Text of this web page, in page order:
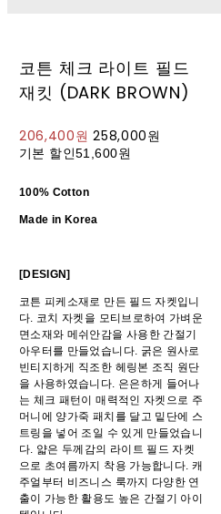
코튼 체크 라이트 필드
재킷 (DARK BROWN)
206,400원258,000원
기본 할인51,600원
100% Cotton
Made in Korea
[DESIGN]
코튼 피케소재로 만든 필드 자켓입니
다. 코치 자켓을 모티브로하여 가벼운
면소재와 메쉬안감을 사용한 간절기
아우터를 만들었습니다. 굵은 원사로
빈티지하게 직조한 헤링본 조직 원단
을 사용하였습니다. 은은하게 들어나
는 체크 패턴이 매력적인 자켓으로 주
머니에 양가죽 패치를 달고 밑단에 스
트링을 넣어 조일 수 있게 만들었습니
다. 얇은 두께감의 라이트 필드 자켓
으로 초여름까지 착용 가능합니다. 캐
주얼부터 비즈니스 룩까지 다양한 연
출이 가능한 활용도 높은 간절기 아이